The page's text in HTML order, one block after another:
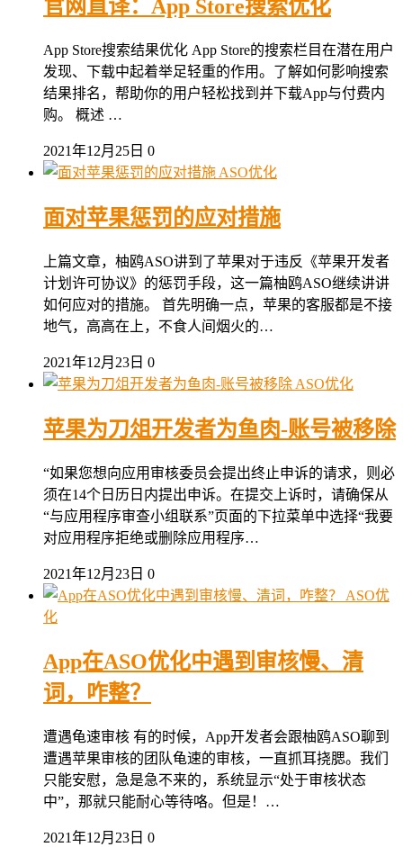
官网直译：App Store搜索优化
App Store搜索结果优化 App Store的搜索栏目在潜在用户
发现、下载中起着举足轻重的作用。了解如何影响搜索
结果排名，帮助你的用户轻松找到并下载App与付费内
购。 概述 …
2021年12月25日 0
ASO优化
面对苹果惩罚的应对措施
上篇文章，柚鸥ASO讲到了苹果对于违反《苹果开发者
计划许可协议》的惩罚手段，这一篇柚鸥ASO继续讲讲
如何应对的措施。 首先明确一点，苹果的客服都是不接
地气，高高在上，不食人间烟火的…
2021年12月23日 0
ASO优化
苹果为刀俎开发者为鱼肉-账号被移除
“如果您想向应用审核委员会提出终止申诉的请求，则必
须在14个日历日内提出申诉。在提交上诉时，请确保从
“与应用程序审查小组联系”页面的下拉菜单中选择“我要
对应用程序拒绝或删除应用程序…
2021年12月23日 0
ASO优
化
App在ASO优化中遇到审核慢、清
词，咋整？
遭遇龟速审核 有的时候，App开发者会跟柚鸥ASO聊到
遭遇苹果审核的团队龟速的审核，一直抓耳挠腮。我们
只能安慰，急是急不来的，系统显示“处于审核状态
中”，那就只能耐心等待咯。但是！…
2021年12月23日 0